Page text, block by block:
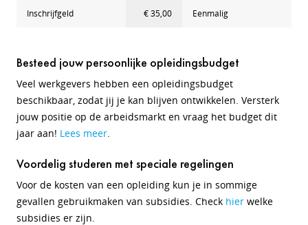
Inschrijfgeld € 35,00 Eenmalig
Besteed jouw persoonlijke opleidingsbudget
Veel werkgevers hebben een opleidingsbudget
beschikbaar, zodat jij je kan blijven ontwikkelen. Versterk
jouw positie op de arbeidsmarkt en vraag het budget dit
jaar aan! Lees meer.
Voordelig studeren met speciale regelingen
Voor de kosten van een opleiding kun je in sommige
gevallen gebruikmaken van subsidies. Check hier welke
subsidies er zijn.